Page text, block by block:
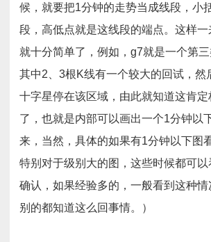
候，就要把1分钟的走势当成线段，小
段，高低点就是这线段的端点。这样
就十分简单了，例如，g7就是一个第三
其中2、3根K线有一个较大的回试，然
十字星停在该区域，由此就知道这肯
了，也就是内部可以画出一个1分钟以
来，当然，具体的如果有1分钟以下图
特别对于级别大的图，这些时候都可
确认，如果经验多的，一般看到这种
别的都知道这么回事情。）